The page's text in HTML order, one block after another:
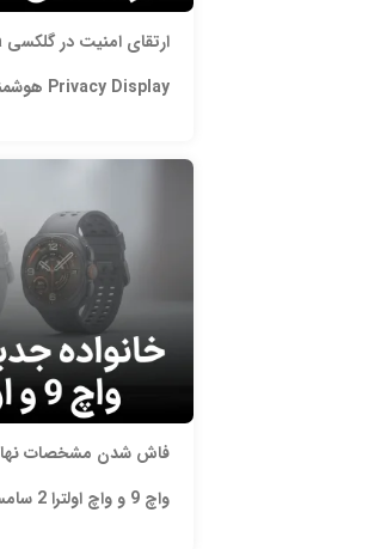
Privacy Display هوشمندتر شد
فاش شدن مشخصات
واچ 9 و واچ اولترا 2 سامسونگ